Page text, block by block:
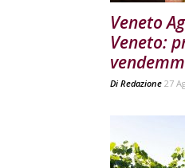
Veneto
Veneto:
Di Redazione 27